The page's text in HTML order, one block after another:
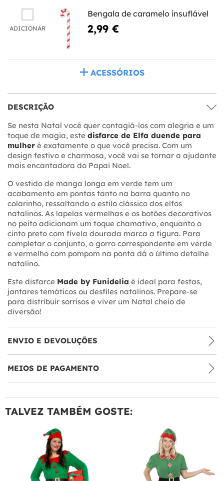
ADICIONAR
Bengala de caramelo insuflável
2,99 €
ACESSÓRIOS
DESCRIÇÃO
Se nesta Natal você quer contagiá-los com alegria e um
toque de magia, este disfarce de Elfa duende para
mulher é exatamente o que você precisa. Com um
design festivo e charmosa, você vai se tornar a ajudante
mais encantadora do Papai Noel.
O vestido de manga longa em verde tem um
acabamento em pontas tanto na barra quanto no
colarinho, ressaltando o estilo clássico dos elfos
natalinos. As lapelas vermelhas e os botões decorativos
no peito adicionam um toque chamativo, enquanto o
cinto preto com fivela dourada marca a figura. Para
completar o conjunto, o gorro correspondente em verde
e vermelho com pompom na ponta dá o último detalhe
natalino.
Este disfarce Made by Funidelia é ideal para festas,
jantares temáticos ou desfiles natalinos. Prepare-se
para distribuir sorrisos e viver um Natal cheio de
diversão!
ENVIO E DEVOLUÇÕES
MEIOS DE PAGAMENTO
TALVEZ TAMBÉM GOSTE: